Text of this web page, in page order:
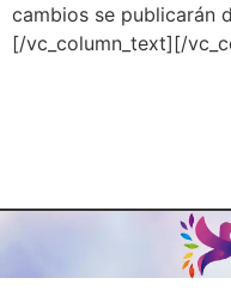
cambios se publicarán
[/vc_column_text][/